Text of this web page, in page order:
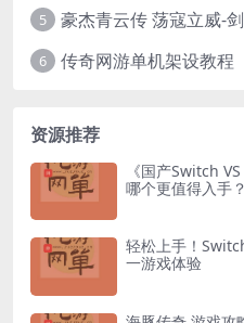
5 豪杰青云传 荡寇立威-
6 传奇网游单机架设教程
资源推荐
《国产Switch
哪个更值得入手？
轻松上手！
一游戏体验